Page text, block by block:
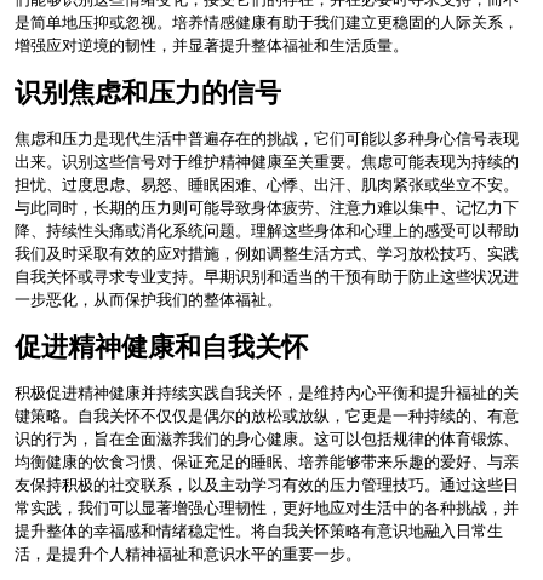
是简单地压抑或忽视。培养情感健康有助于我们建立更稳固的人际关系，
增强应对逆境的韧性，并显著提升整体福祉和生活质量。
识别焦虑和压力的信号
焦虑和压力是现代生活中普遍存在的挑战，它们可能以多种身心信号表现
出来。识别这些信号对于维护精神健康至关重要。焦虑可能表现为持续的
担忧、过度思虑、易怒、睡眠困难、心悸、出汗、肌肉紧张或坐立不安。
与此同时，长期的压力则可能导致身体疲劳、注意力难以集中、记忆力下
降、持续性头痛或消化系统问题。理解这些身体和心理上的感受可以帮助
我们及时采取有效的应对措施，例如调整生活方式、学习放松技巧、实践
自我关怀或寻求专业支持。早期识别和适当的干预有助于防止这些状况进
一步恶化，从而保护我们的整体福祉。
促进精神健康和自我关怀
积极促进精神健康并持续实践自我关怀，是维持内心平衡和提升福祉的关
键策略。自我关怀不仅仅是偶尔的放松或放纵，它更是一种持续的、有意
识的行为，旨在全面滋养我们的身心健康。这可以包括规律的体育锻炼、
均衡健康的饮食习惯、保证充足的睡眠、培养能够带来乐趣的爱好、与亲
友保持积极的社交联系，以及主动学习有效的压力管理技巧。通过这些日
常实践，我们可以显著增强心理韧性，更好地应对生活中的各种挑战，并
提升整体的幸福感和情绪稳定性。将自我关怀策略有意识地融入日常生
活，是提升个人精神福祉和意识水平的重要一步。